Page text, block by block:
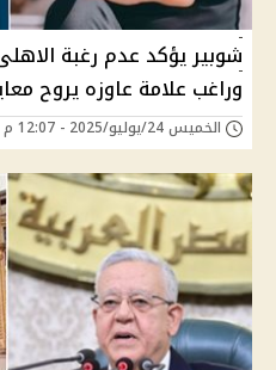
شوبير يؤكد عدم رغبة
وراغب علامة عاوزه يروح
الخميس 24/يوليو/2025 - 12:07 م